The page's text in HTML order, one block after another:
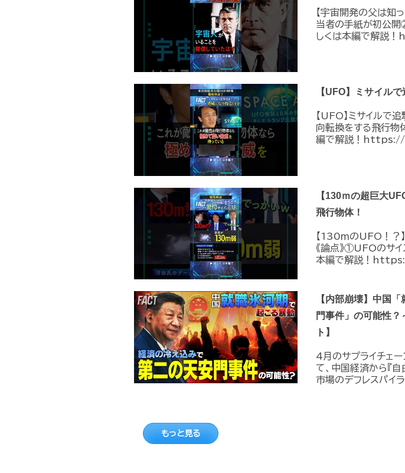
【宇宙開発の父は知
当者の手紙が初公
しくは本編で解説
【UFO】ミサイル
【UFO】ミサイルで
向転換をする飛行物
編で解説！
【130ｍの超巨大
飛行物体！
【130ｍのUFO！？
《論点》①UFOのサ
本編で解説！
【内部崩壊】中国
門事件」の可能性
ト】
4月のサプライチェ
て、中国経済から『
市場のデフレスパイ
もっと見る